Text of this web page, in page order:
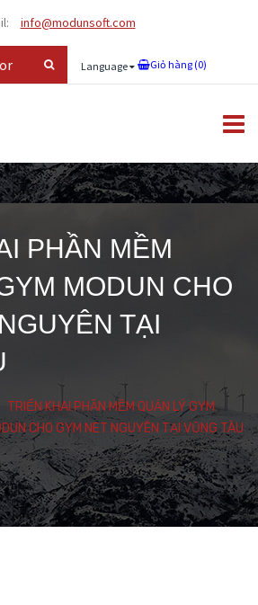
info@modunsoft.com
Language Giỏ hàng (0)
PHẦN MỀM
MODUN CHO
TẠI
TRIỂN KHAI PHẦN MỀM QUẢN LÝ GYM
CHO GYM NET NGUYÊN TẠI VŨNG TÀU